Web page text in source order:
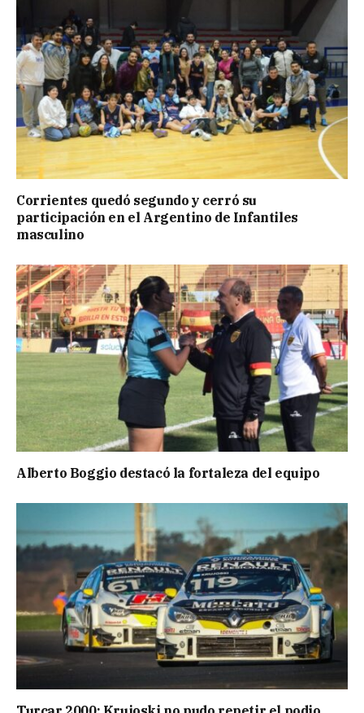
Corrientes quedó segundo y cerró su
participación en el Argentino de Infantiles
masculino
Alberto Boggio destacó la fortaleza del equipo